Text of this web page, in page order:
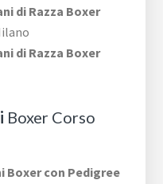
di Razza Boxer
di Razza Boxer
Boxer Corso
Boxer con Pedigree